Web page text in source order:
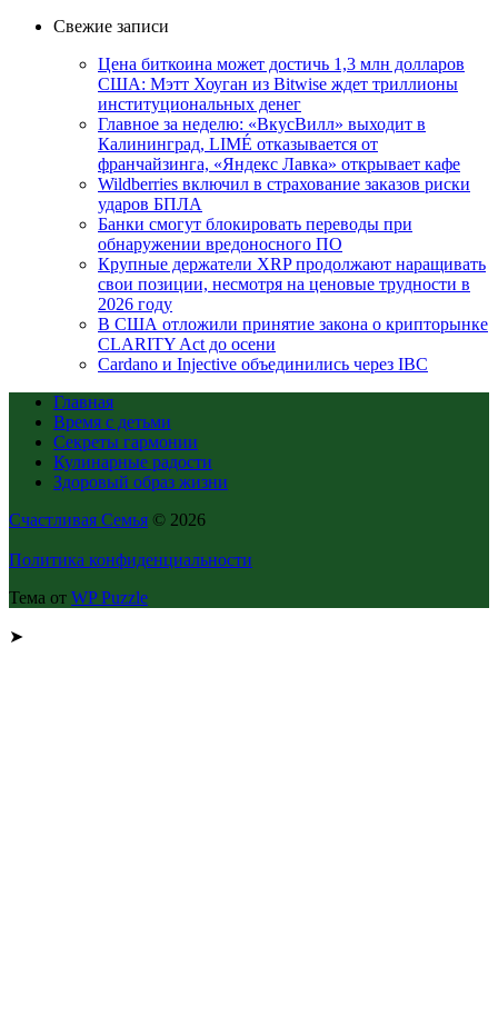
Свежие записи
Цена биткоина может достичь 1,3 млн долларов
США: Мэтт Хоуган из Bitwise ждет триллионы
институциональных денег
Главное за неделю: «ВкусВилл» выходит в
Калининград, LIMÉ отказывается от
франчайзинга, «Яндекс Лавка» открывает кафе
Wildberries включил в страхование заказов риски
ударов БПЛА
Банки смогут блокировать переводы при
обнаружении вредоносного ПО
Крупные держатели XRP продолжают наращивать
свои позиции, несмотря на ценовые трудности в
2026 году
В США отложили принятие закона о крипторынке
CLARITY Act до осени
Cardano и Injective объединились через IBC
Главная
Время с детьми
Секреты гармонии
Кулинарные радости
Здоровый образ жизни
Счастливая Семья © 2026
Политика конфиденциальности
Тема от WP Puzzle
➤